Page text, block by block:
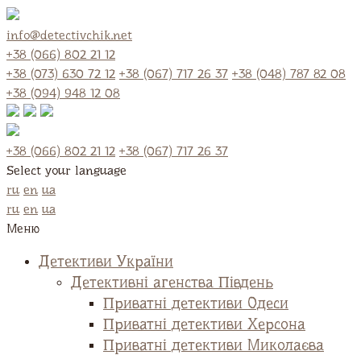
info@detectivchik.net
+38 (066) 802 21 12
+38 (073) 630 72 12 +38 (067) 717 26 37 +38 (048) 787 82 08
+38 (094) 948 12 08
+38 (066) 802 21 12 +38 (067) 717 26 37
Select your language
ru en ua
ru en ua
Меню
Детективи України
Детективні агенства Південь
Приватні детективи Одеси
Приватні детективи Херсона
Приватні детективи Миколаєва